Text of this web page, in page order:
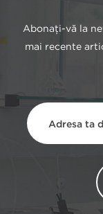
Abonați-vă la
mai recente